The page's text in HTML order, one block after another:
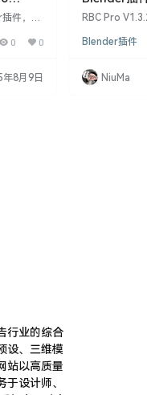
件，它
选项，
面：提
和定
0 0
年8月9日
V1.3.2
RBC Pro
通过直观的界
RBC Pro
及使用方法，
Blender插件
NiuMa
行业的综合
设、三维模
站以高质量
设计师、